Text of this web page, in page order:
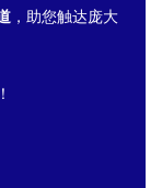
，助您触达庞大
！